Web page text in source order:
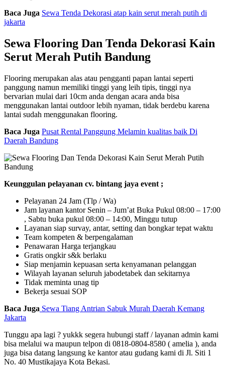
Baca Juga Sewa Tenda Dekorasi atap kain serut merah putih di
jakarta
Sewa Flooring Dan Tenda Dekorasi Kain
Serut Merah Putih Bandung
Flooring merupakan alas atau pengganti papan lantai seperti
panggung namun memiliki tinggi yang leih tipis, tinggi nya
bervarian mulai dari 10cm anda dengan acara anda bisa
menggunakan lantai outdoor lebih nyaman, tidak berdebu karena
lantai sudah menggunakan flooring.
Baca Juga Pusat Rental Panggung Melamin kualitas baik Di
Daerah Bandung
Keunggulan pelayanan cv. bintang jaya event ;
Pelayanan 24 Jam (Tlp / Wa)
Jam layanan kantor Senin – Jum’at Buka Pukul 08:00 – 17:00
, Sabtu buka pukul 08:00 – 14:00, Minggu tutup
Layanan siap survay, antar, setting dan bongkar tepat waktu
Team kompeten & berpengalaman
Penawaran Harga terjangkau
Gratis ongkir s&k berlaku
Siap menjamin kepuasan serta kenyamanan pelanggan
Wilayah layanan seluruh jabodetabek dan sekitarnya
Tidak meminta unag tip
Bekerja sesuai SOP
Baca Juga Sewa Tiang Antrian Sabuk Murah Daerah Kemang
Jakarta
Tunggu apa lagi ? yukkk segera hubungi staff / layanan admin kami
bisa melalui wa maupun telpon di 0818-0804-8580 ( amelia ), anda
juga bisa datang langsung ke kantor atau gudang kami di Jl. Siti 1
No. 40 Mustikajaya Kota Bekasi.